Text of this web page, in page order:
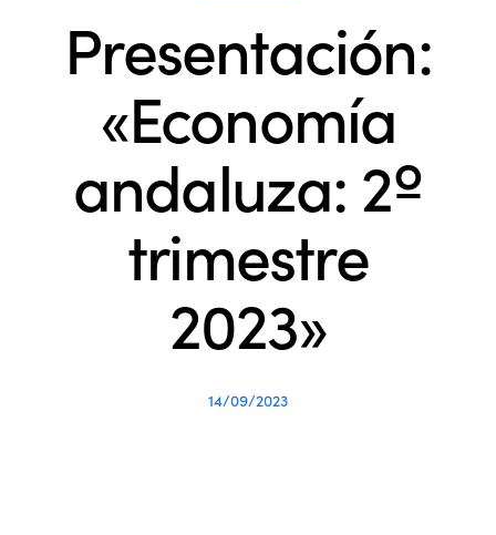
Presentación:
«Economía
andaluza: 2º
trimestre
2023»
14/09/2023